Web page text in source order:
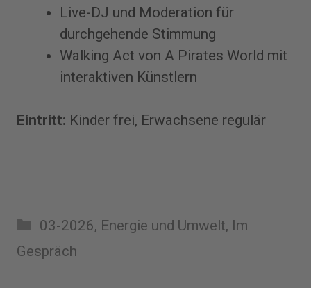
Live-DJ und Moderation für
durchgehende Stimmung
Walking Act von A Pirates World mit
interaktiven Künstlern
Eintritt: Kinder frei, Erwachsene regulär
Kategorien
03-2026, Energie und Umwelt, Im
Gespräch